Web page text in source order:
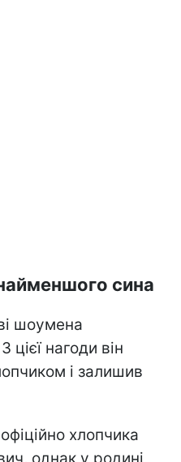
сина
шоумена
цієї нагоди він
і залишив
хлопчика